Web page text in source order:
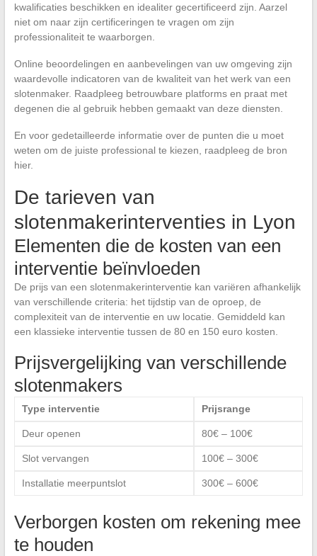
kwalificaties beschikken en idealiter gecertificeerd zijn. Aarzel
niet om naar zijn certificeringen te vragen om zijn
professionaliteit te waarborgen.
Online beoordelingen en aanbevelingen van uw omgeving zijn
waardevolle indicatoren van de kwaliteit van het werk van een
slotenmaker. Raadpleeg betrouwbare platforms en praat met
degenen die al gebruik hebben gemaakt van deze diensten.
En voor gedetailleerde informatie over de punten die u moet
weten om de juiste professional te kiezen, raadpleeg de bron
hier.
De tarieven van
slotenmakerinterventies in Lyon
Elementen die de kosten van een
interventie beïnvloeden
De prijs van een slotenmakerinterventie kan variëren afhankelijk
van verschillende criteria: het tijdstip van de oproep, de
complexiteit van de interventie en uw locatie. Gemiddeld kan
een klassieke interventie tussen de 80 en 150 euro kosten.
Prijsvergelijking van verschillende
slotenmakers
Type interventie Prijsrange
Deur openen 80€ – 100€
Slot vervangen 100€ – 300€
Installatie meerpuntslot 300€ – 600€
Verborgen kosten om rekening mee
te houden